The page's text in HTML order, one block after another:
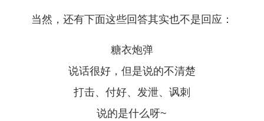
当然，还有下面这些回答其实也不是回应：
糖衣炮弹
说话很好，但是说的不清楚
打击、付好、发泄、讽刺
说的是什么呀~